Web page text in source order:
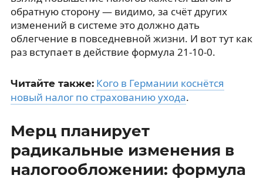
обратную сторону — видимо, за счёт других
изменений в системе это должно дать
облегчение в повседневной жизни. И вот тут как
раз вступает в действие формула 21-10-0.
Читайте также: Кого в Германии коснётся
новый налог по страхованию ухода.
Мерц планирует
радикальные изменения в
налогообложении: формула